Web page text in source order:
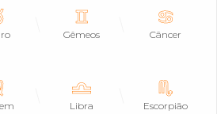
Gêmeos Câncer
Libra Escorpião